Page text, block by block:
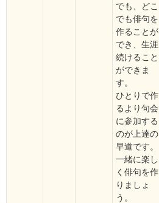
でも、どこ
でも俳句を
作ることが
でき、生涯
続けること
ができま
す。
ひとりで作
るより句会
に参加する
のが上達の
早道です。
一緒に楽し
く俳句を作
りましょ
う。